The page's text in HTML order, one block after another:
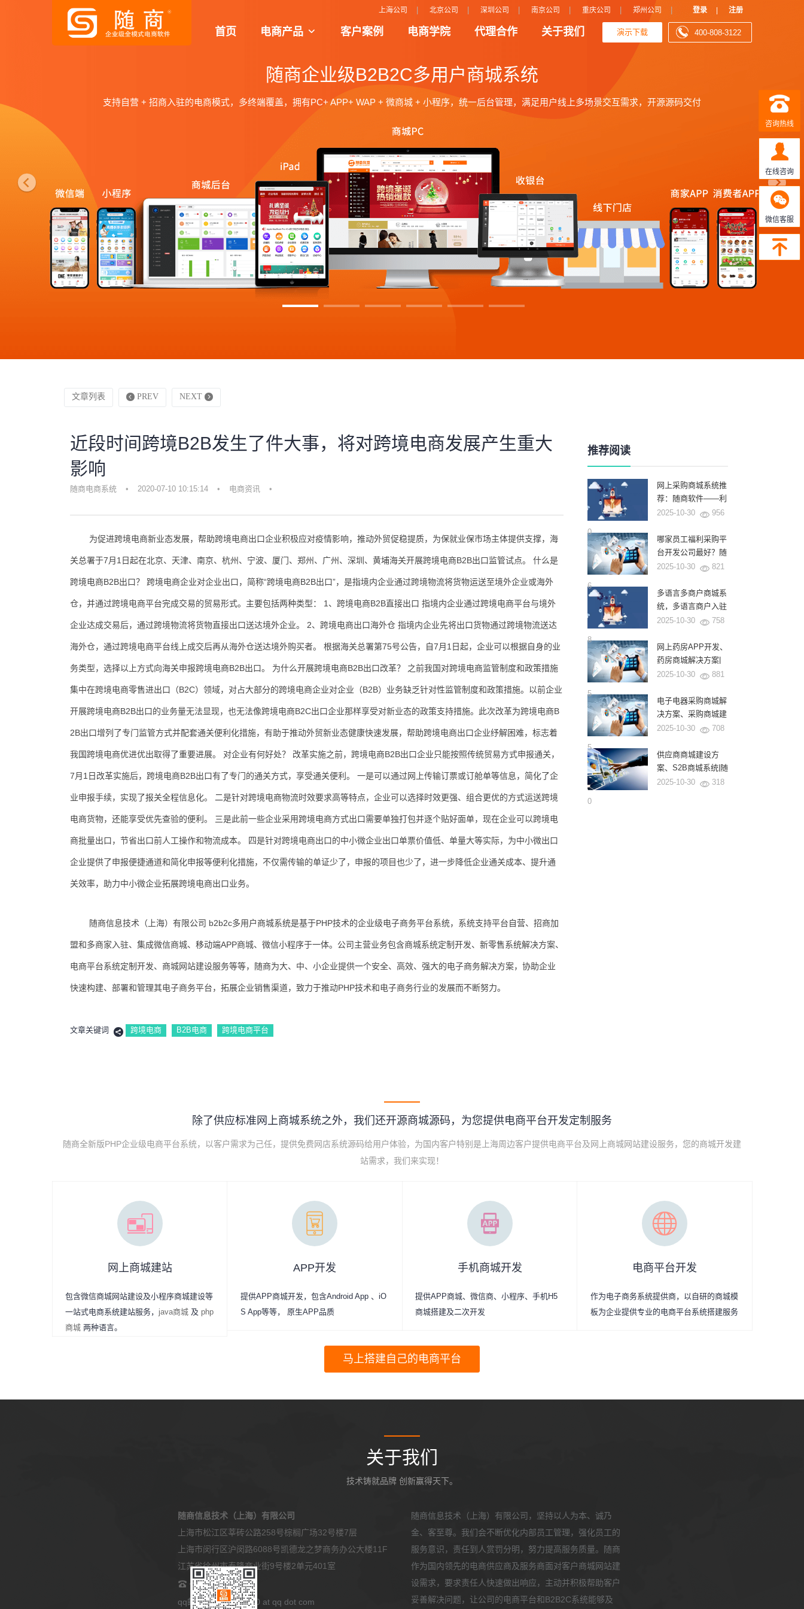
上海公司 北京公司 深圳公司 南京公司 重庆公司 郑州公司 登录 注册
首页 电商产品 客户案例 电商学院 代理合作 关于我们 演示下载 400-808-3122
满足小程序、APP多种带货场景，支持多商户直播，打造互动性更强的购物平台
体验直播电商系统
s
文章列表 PREV NEXT
近段时间跨境B2B发生了件大事，将对跨境电商发展产生重大
影响
随商电商系统 • 2020-07-10 10:15:14 • 电商资讯 •
为促进跨境电商新业态发展，帮助跨境电商出口企业积极应对疫情影响，推动外贸促稳提质，为保就业保市场主体提供支撑，海
关总署于7月1日起在北京、天津、南京、杭州、宁波、厦门、郑州、广州、深圳、黄埔海关开展跨境电商B2B出口监管试点。 什么是
跨境电商B2B出口？ 跨境电商企业对企业出口，简称“跨境电商B2B出口”，是指境内企业通过跨境物流将货物运送至境外企业或海外
仓，并通过跨境电商平台完成交易的贸易形式。主要包括两种类型： 1、跨境电商B2B直接出口 指境内企业通过跨境电商平台与境外
企业达成交易后，通过跨境物流将货物直接出口送达境外企业。 2、跨境电商出口海外仓 指境内企业先将出口货物通过跨境物流送达
海外仓，通过跨境电商平台线上成交后再从海外仓送达境外购买者。 根据海关总署第75号公告，自7月1日起，企业可以根据自身的业
务类型，选择以上方式向海关申报跨境电商B2B出口。 为什么开展跨境电商B2B出口改革？ 之前我国对跨境电商监管制度和政策措施
集中在跨境电商零售进出口（B2C）领域，对占大部分的跨境电商企业对企业（B2B）业务缺乏针对性监管制度和政策措施。以前企业
开展跨境电商B2B出口的业务量无法显现，也无法像跨境电商B2C出口企业那样享受对新业态的政策支持措施。此次改革为跨境电商B
2B出口增列了专门监管方式并配套通关便利化措施，有助于推动外贸新业态健康快速发展，帮助跨境电商出口企业纾解困难，标志着
我国跨境电商优进优出取得了重要进展。 对企业有何好处？ 改革实施之前，跨境电商B2B出口企业只能按照传统贸易方式申报通关，
7月1日改革实施后，跨境电商B2B出口有了专门的通关方式，享受通关便利。 一是可以通过网上传输订票或订舱单等信息，简化了企
业申报手续，实现了报关全程信息化。 二是针对跨境电商物流时效要求高等特点，企业可以选择时效更强、组合更优的方式运送跨境
电商货物，还能享受优先查验的便利。 三是此前一些企业采用跨境电商方式出口需要单独打包并逐个贴好面单，现在企业可以跨境电
商批量出口，节省出口前人工操作和物流成本。 四是针对跨境电商出口的中小微企业出口单票价值低、单量大等实际，为中小微出口
企业提供了申报便捷通道和简化申报等便利化措施，不仅需传输的单证少了，申报的项目也少了，进一步降低企业通关成本、提升通
关效率，助力中小微企业拓展跨境电商出口业务。
随商信息技术（上海）有限公司 b2b2c多用户商城系统是基于PHP技术的企业级电子商务平台系统，系统支持平台自营、招商加
盟和多商家入驻、集成微信商城、移动端APP商城、微信小程序于一体。公司主营业务包含商城系统定制开发、新零售系统解决方案、
电商平台系统定制开发、商城网站建设服务等等，随商为大、中、小企业提供一个安全、高效、强大的电子商务解决方案，协助企业
快速构建、部署和管理其电子商务平台，拓展企业销售渠道，致力于推动PHP技术和电子商务行业的发展而不断努力。
文章关键词 跨境电商 B2B电商 跨境电商平台
推荐阅读
网上采购商城系统推
荐：随商软件——利
用AI和深厚的行业积
式
2025-10-30 956
0
哪家员工福利采购平
台开发公司最好？随
商软件为何成为龙头
2025-10-30 821
6
多语言多商户商城系
统，多语言商户入驻
商城系统|随商软件
2025-10-30 758
8
网上药房APP开发、
药房商城解决方案|
随商软件
2025-10-30 881
5
电子电器采购商城解
决方案、采购商城建
设|源码交付|随商软
2025-10-30 708
5
供应商商城建设方
案、S2B商城系统|随
商软件
2025-10-30 318
0
除了供应标准网上商城系统之外，我们还开源商城源码，为您提供电商平台开发定制服务
随商全新版PHP企业级电商平台系统，以客户需求为己任，提供免费网店系统源码给用户体验，为国内客户特别是上海周边客户提供电商平台及网上商城网站建设服务，您的商城开发建
站需求，我们来实现！
网上商城建站
包含微信商城网站建设及小程序商城建设等
一站式电商系统建站服务， java商城 及 php
商城 两种语言。
APP开发
提供APP商城开发，包含Android App 、iO
S App等等， 原生APP品质
手机商城开发
提供APP商城、微信商、小程序、手机H5
商城搭建及二次开发
电商平台开发
作为电子商务系统提供商，以自研的商城模
板为企业提供专业的电商平台系统搭建服务
马上搭建自己的电商平台
关于我们
技术铸就品牌 创新赢得天下。
随商信息技术（上海）有限公司
上海市松江区莘砖公路258号棕榈广场32号楼7层
上海市闵行区沪闵路6088号凯德龙之梦商务办公大楼11F
江苏省徐州市泰隆商业街9号楼2单元401室
400-808-3122
qq邮箱：2045905180 at qq dot com
随商信息技术（上海）有限公司，坚持以人为本、诚乃
金、客至尊。我们会不断优化内部员工管理，强化员工的
服务意识，责任到人赏罚分明，努力提高服务质量。随商
作为国内领先的电商供应商及服务商面对客户商城网站建
设需求，要求责任人快速做出响应，主动并积极帮助客户
妥善解决问题，让公司的电商平台和B2B2C系统能够及
咨询热线
在线咨询
微信客服